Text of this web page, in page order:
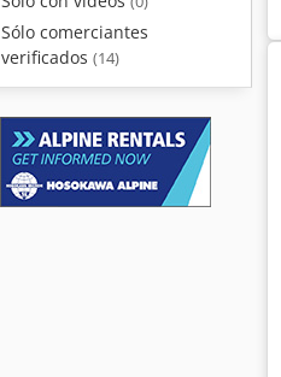
Sólo comerciantes
verificados (14)